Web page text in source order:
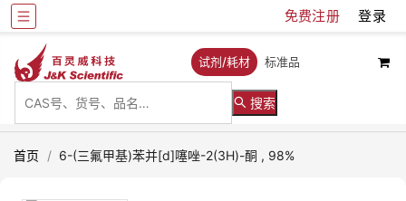
免费注册 登录
试剂/耗材 标准品
搜索
首页 / 6-(三氟甲基)苯并[d]噻唑-2(3H)-酮 , 98%